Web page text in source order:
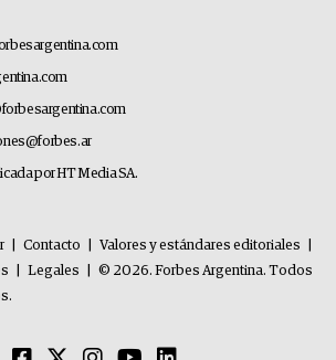
por HT Media SA.
Contacto Valores y estándares editoriales
Legales
© 2026. Forbes Argentina. Todos